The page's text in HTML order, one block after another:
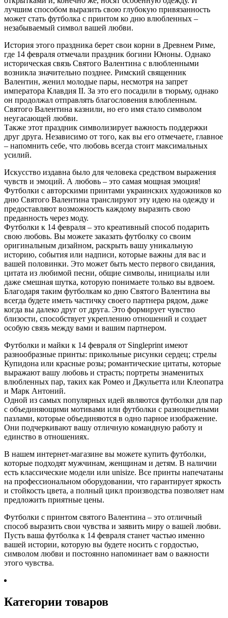
лучшим способом выразить свою глубокую привязанность
может стать футболка с принтом ко дню влюбленных –
незабываемый символ вашей любви.
История этого праздника берет свои корни в Древнем Риме,
где 14 февраля отмечали праздник богини Юноны. Однако
историческая связь Святого Валентина с влюбленными
возникла значительно позднее. Римский священник
Валентин, женил молодые пары, несмотря на запрет
императора Клавдия II. За это его посадили в тюрьму, однако
он продолжал отправлять благословения влюбленным.
Святого Валентина казнили, но его имя стало символом
неугасающей любви.
Также этот праздник символизирует важность поддержки
друг друга. Независимо от того, как вы его отмечаете, главное
– напомнить себе, что любовь всегда стоит максимальных
усилий.
Искусство издавна было для человека средством выражения
чувств и эмоций. А любовь – это самая мощная эмоция!
Футболки с авторскими принтами украинских художников ко
дню Святого Валентина транслируют эту идею на одежду и
предоставляют возможность каждому выразить свою
преданность через моду.
Футболки к 14 февраля – это креативный способ подарить
свою любовь. Вы можете заказать футболку со своим
оригинальным дизайном, раскрыть вашу уникальную
историю, события или надписи, которые важны для вас и
вашей половинки. Это может быть место первого свидания,
цитата из любимой песни, общие символы, инициалы или
даже смешная шутка, которую понимаете только вы вдвоем.
Благодаря таким футболкам ко дню Святого Валентина вы
всегда будете иметь частичку своего партнера рядом, даже
когда вы далеко друг от друга. Это формирует чувство
близости, способствует укреплению отношений и создает
особую связь между вами и вашим партнером.
Футболки и майки к 14 февраля от Singleprint имеют
разнообразные принты: прикольные рисунки сердец; стрелы
Купидона или красные розы; романтические цитаты, которые
выражают вашу любовь и страсть; портреты знаменитых
влюбленных пар, таких как Ромео и Джульетта или Клеопатра
и Марк Антоний.
Одной из самых популярных идей являются футболки для пар
с объединяющими мотивами или футболки с разноцветными
пазлами, которые объединяются в одно парное изображение.
Они подчеркивают вашу отличную командную работу и
единство в отношениях.
В нашем интернет-магазине вы можете купить футболки,
которые подходят мужчинам, женщинам и детям. В наличии
есть классические модели или unisize. Все принты напечатаны
на профессиональном оборудовании, что гарантирует яркость
и стойкость цвета, а полный цикл производства позволяет нам
предложить приятные цены.
Футболки с принтом святого Валентина – это отличный
способ выразить свои чувства и заявить миру о вашей любви.
Пусть ваша футболка к 14 февраля станет частью именно
вашей истории, которую вы будете носить с гордостью,
символом любви и постоянно напоминает вам о важности
этого чувства.
Категории товаров